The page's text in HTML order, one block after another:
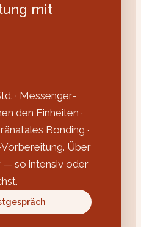
mit
· Messenger-
den Einheiten ·
Bonding ·
Über
— so intensiv oder